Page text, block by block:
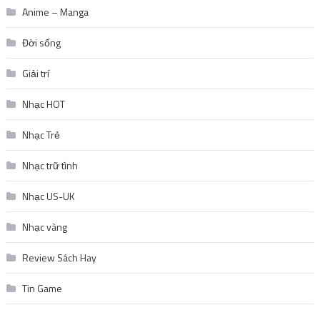
Anime – Manga
Đời sống
Giải trí
Nhạc HOT
Nhạc Trẻ
Nhạc trữ tình
Nhạc US-UK
Nhạc vàng
Review Sách Hay
Tin Game